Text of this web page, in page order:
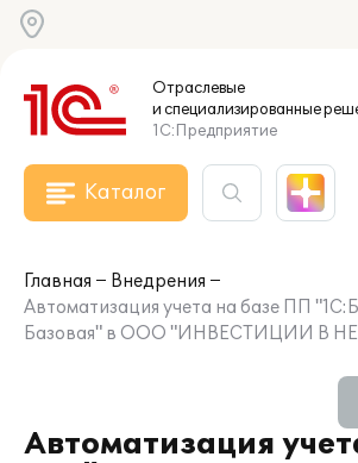
Отраслевые
и специализированные
1С:Предприятие
Каталог
Главная
Внедрения
Автоматизация учета на базе ПП
Базовая" в ООО "ИНВЕСТИЦИИ В
Автоматизация